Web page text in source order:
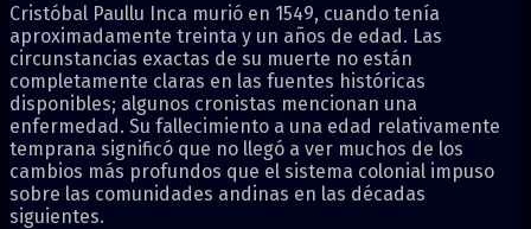
Cristóbal Paullu Inca murió en 1549, cuando tenía
aproximadamente treinta y un años de edad. Las
circunstancias exactas de su muerte no están
completamente claras en las fuentes históricas
disponibles; algunos cronistas mencionan una
enfermedad. Su fallecimiento a una edad relativamente
temprana significó que no llegó a ver muchos de los
cambios más profundos que el sistema colonial impuso
sobre las comunidades andinas en las décadas
siguientes.